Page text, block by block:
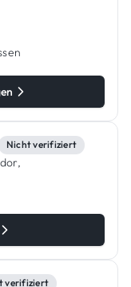
Nicht verifiziert
verifiziert